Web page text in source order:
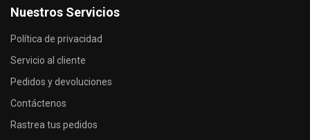
Nuestros Servicios
Política de privacidad
Servicio al cliente
Pedidos y devoluciones
Contáctenos
Rastrea tus pedidos